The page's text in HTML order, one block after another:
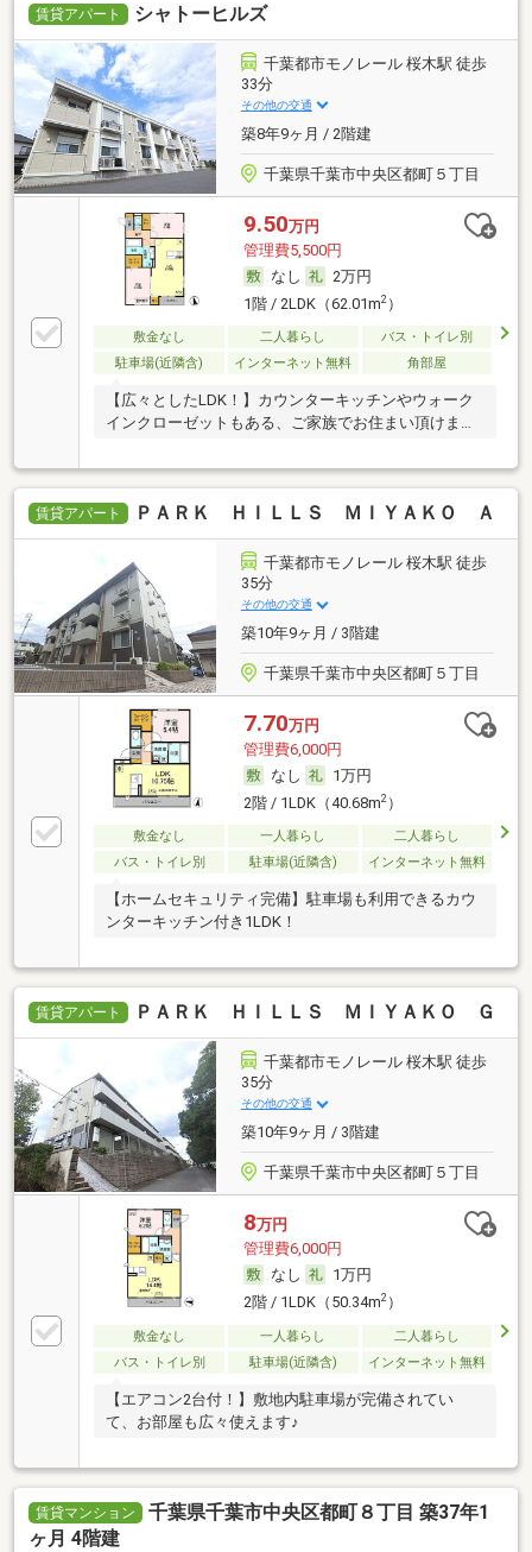
賃貸アパート シャトーヒルズ
千葉都市モノレール 桜木駅 徒歩
33分
その他の交通
築8年9ヶ月 / 2階建
千葉県千葉市中央区都町５丁目
9.50万円
管理費5,500円
なし
2万円
1階 / 2LDK（62.01m2）
敷金なし 二人暮らし
バス・トイレ別
駐車場(近隣含)
インターネット無料 角部屋
【広々としたLDK！】カウンターキッチンやウォーク
インクローゼットもある、ご家族でお住まい頂けます
賃貸アパート ＰＡＲＫ ＨＩＬＬＳ ＭＩＹＡＫＯ Ａ
千葉都市モノレール 桜木駅 徒歩
35分
その他の交通
築10年9ヶ月 / 3階建
千葉県千葉市中央区都町５丁目
7.70万円
管理費6,000円
なし
1万円
2階 / 1LDK（40.68m2）
敷金なし 一人暮らし
二人暮らし
バス・トイレ別
駐車場(近隣含) インターネット無料
【ホームセキュリティ完備】駐車場も利用できるカウ
ンターキッチン付き1LDK！
賃貸アパート ＰＡＲＫ ＨＩＬＬＳ ＭＩＹＡＫＯ Ｇ
千葉都市モノレール 桜木駅 徒歩
35分
その他の交通
築10年9ヶ月 / 3階建
千葉県千葉市中央区都町５丁目
8万円
管理費6,000円
なし
1万円
2階 / 1LDK（50.34m2）
敷金なし 一人暮らし
二人暮らし
バス・トイレ別
駐車場(近隣含) インターネット無料
【エアコン2台付！】敷地内駐車場が完備されてい
て、お部屋も広々使えます♪
賃貸マンション
千葉県千葉市中央区都町８丁目 築37年1
ヶ月 4階建